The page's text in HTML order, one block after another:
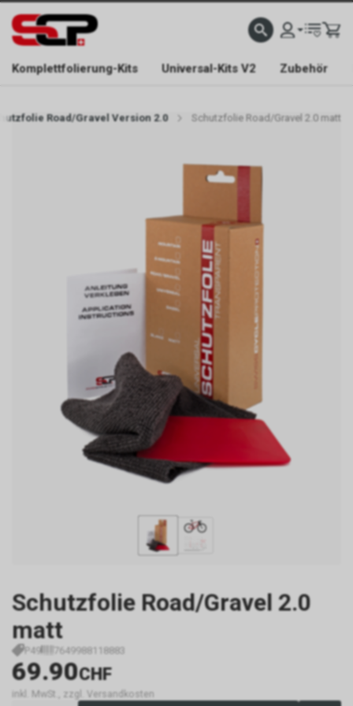
ERREICHBAR NUR WÄHREND DER ÖFFNUNGSZEITEN. GRATIS VERSAND AB
Komplettfolierung-Kits Universal-Kits V2 Zubehör
Road/Gravel Version 2.0 Schutzfolie Road/Gravel 2.0 matt
Schutzfolie Road/Gravel 2.0
matt
P49 7649988118883
69.90CHF
inkl. MwSt., zzgl. Versandkosten